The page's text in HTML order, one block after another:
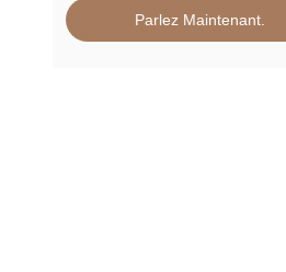
Parlez Maintenant.